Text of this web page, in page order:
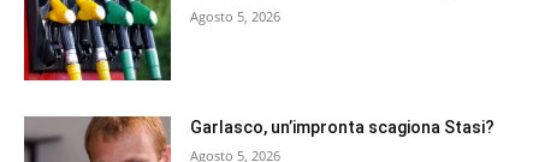
Agosto 5, 2026
Garlasco, un’impronta scagiona Stasi?
Agosto 5, 2026